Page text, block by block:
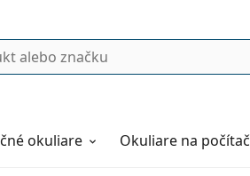
okuliare Okuliare na počítač